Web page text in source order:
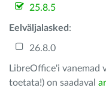
25.8.5
Eelväljalasked :
26.8.0
LibreOffice'i vanemad
toetata!) on saadaval